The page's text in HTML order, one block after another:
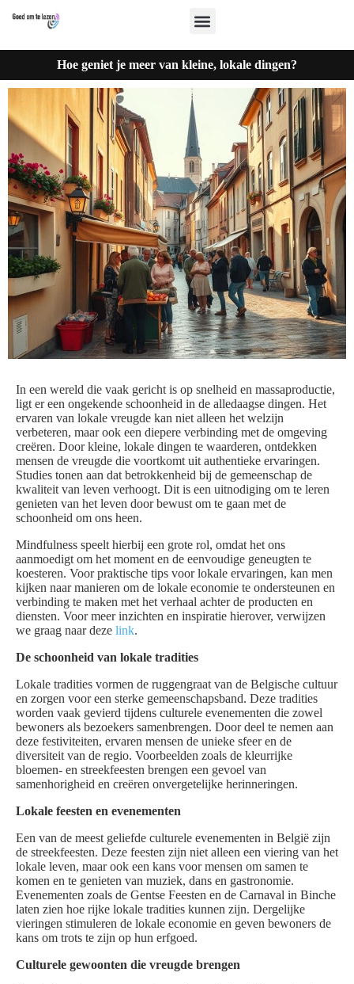
Hoe geniet je meer van kleine, lokale dingen?
In een wereld die vaak gericht is op snelheid en massaproductie,
ligt er een ongekende schoonheid in de alledaagse dingen. Het
ervaren van lokale vreugde kan niet alleen het welzijn
verbeteren, maar ook een diepere verbinding met de omgeving
creëren. Door kleine, lokale dingen te waarderen, ontdekken
mensen de vreugde die voortkomt uit authentieke ervaringen.
Studies tonen aan dat betrokkenheid bij de gemeenschap de
kwaliteit van leven verhoogt. Dit is een uitnodiging om te leren
genieten van het leven door bewust om te gaan met de
schoonheid om ons heen.
Mindfulness speelt hierbij een grote rol, omdat het ons
aanmoedigt om het moment en de eenvoudige geneugten te
koesteren. Voor praktische tips voor lokale ervaringen, kan men
kijken naar manieren om de lokale economie te ondersteunen en
verbinding te maken met het verhaal achter de producten en
diensten. Voor meer inzichten en inspiratie hierover, verwijzen
we graag naar deze link.
De schoonheid van lokale tradities
Lokale tradities vormen de ruggengraat van de Belgische cultuur
en zorgen voor een sterke gemeenschapsband. Deze tradities
worden vaak gevierd tijdens culturele evenementen die zowel
bewoners als bezoekers samenbrengen. Door deel te nemen aan
deze festiviteiten, ervaren mensen de unieke sfeer en de
diversiteit van de regio. Voorbeelden zoals de kleurrijke
bloemen- en streekfeesten brengen een gevoel van
samenhorigheid en creëren onvergetelijke herinneringen.
Lokale feesten en evenementen
Een van de meest geliefde culturele evenementen in België zijn
de streekfeesten. Deze feesten zijn niet alleen een viering van het
lokale leven, maar ook een kans voor mensen om samen te
komen en te genieten van muziek, dans en gastronomie.
Evenementen zoals de Gentse Feesten en de Carnaval in Binche
laten zien hoe rijke lokale tradities kunnen zijn. Dergelijke
vieringen stimuleren de lokale economie en geven bewoners de
kans om trots te zijn op hun erfgoed.
Culturele gewoonten die vreugde brengen